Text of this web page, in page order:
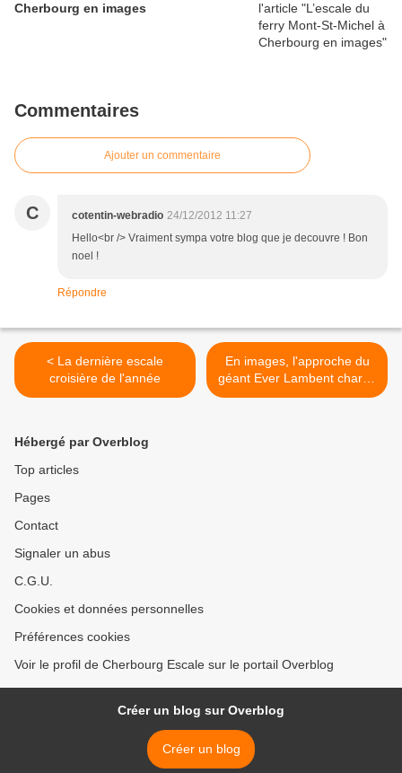
Cherbourg en images
Commentaires
Ajouter un commentaire
C cotentin-webradio 24/12/2012 11:27
Hello<br /> Vraiment sympa votre blog que je decouvre ! Bon
noel !
Répondre
< La dernière escale
croisière de l'année
En images, l'approche du
géant Ever Lambent chargé
de vert >
Hébergé par Overblog
Top articles
Pages
Contact
Signaler un abus
C.G.U.
Cookies et données personnelles
Préférences cookies
Voir le profil de Cherbourg Escale sur le portail Overblog
Créer un blog sur Overblog
Créer un blog